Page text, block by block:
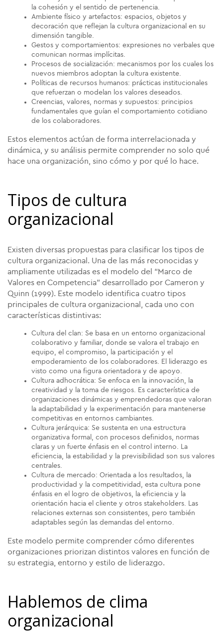
la cohesión y el sentido de pertenencia.
Ambiente físico y artefactos: espacios, objetos y
decoración que reflejan la cultura organizacional en su
dimensión tangible.
Gestos y comportamientos: expresiones no verbales que
comunican normas implícitas.
Procesos de socialización: mecanismos por los cuales los
nuevos miembros adoptan la cultura existente.
Políticas de recursos humanos: prácticas institucionales
que refuerzan o modelan los valores deseados.
Creencias, valores, normas y supuestos: principios
fundamentales que guían el comportamiento cotidiano
de los colaboradores.
Estos elementos actúan de forma interrelacionada y
dinámica, y su análisis permite comprender no solo qué
hace una organización, sino cómo y por qué lo hace.
Tipos de cultura
organizacional
Existen diversas propuestas para clasificar los tipos de
cultura organizacional. Una de las más reconocidas y
ampliamente utilizadas es el modelo del “Marco de
Valores en Competencia” desarrollado por Cameron y
Quinn (1999). Este modelo identifica cuatro tipos
principales de cultura organizacional, cada uno con
características distintivas:
Cultura del clan: Se basa en un entorno organizacional
colaborativo y familiar, donde se valora el trabajo en
equipo, el compromiso, la participación y el
empoderamiento de los colaboradores. El liderazgo es
visto como una figura orientadora y de apoyo.
Cultura adhocrática: Se enfoca en la innovación, la
creatividad y la toma de riesgos. Es característica de
organizaciones dinámicas y emprendedoras que valoran
la adaptabilidad y la experimentación para mantenerse
competitivas en entornos cambiantes.
Cultura jerárquica: Se sustenta en una estructura
organizativa formal, con procesos definidos, normas
claras y un fuerte énfasis en el control interno. La
eficiencia, la estabilidad y la previsibilidad son sus valores
centrales.
Cultura de mercado: Orientada a los resultados, la
productividad y la competitividad, esta cultura pone
énfasis en el logro de objetivos, la eficiencia y la
orientación hacia el cliente y otros stakeholders. Las
relaciones externas son consistentes, pero también
adaptables según las demandas del entorno.
Este modelo permite comprender cómo diferentes
organizaciones priorizan distintos valores en función de
su estrategia, entorno y estilo de liderazgo.
Hablemos de clima
organizacional